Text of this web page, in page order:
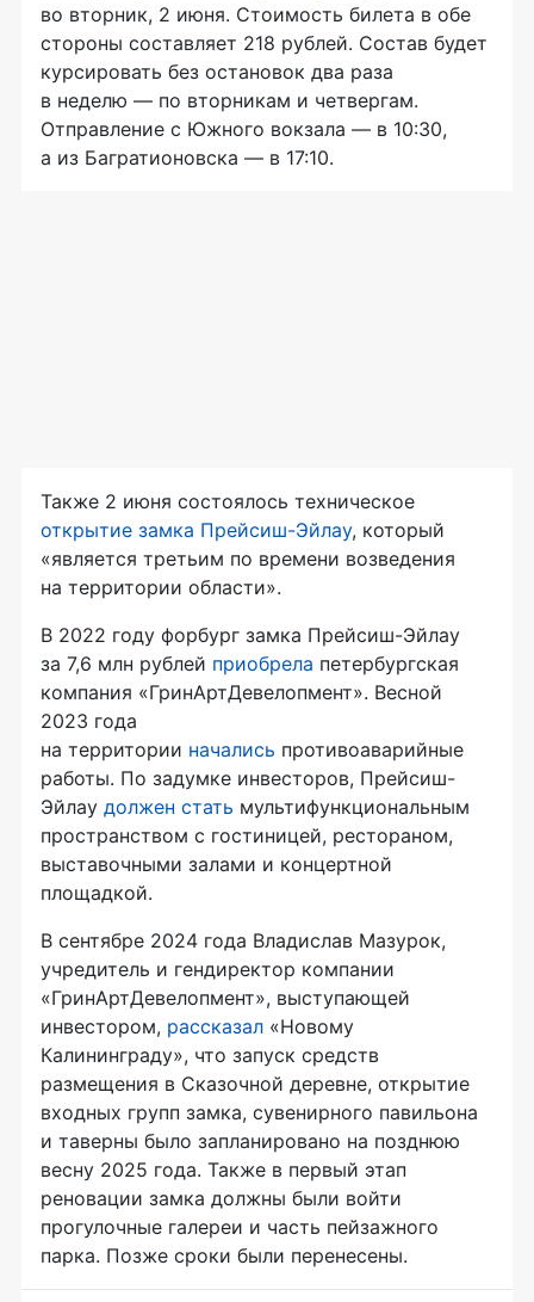
во вторник, 2 июня. Стоимость билета в обе
стороны составляет 218 рублей. Состав будет
курсировать без остановок два раза
в неделю — по вторникам и четвергам.
Отправление с Южного вокзала — в 10:30,
а из Багратионовска — в 17:10.
Также 2 июня состоялось техническое
открытие замка Прейсиш-Эйлау, который
«является третьим по времени возведения
на территории области».
В 2022 году форбург замка Прейсиш-Эйлау
за 7,6 млн рублей приобрела петербургская
компания «ГринАртДевелопмент». Весной
2023 года
на территории начались противоаварийные
работы. По задумке инвесторов, Прейсиш-
Эйлау должен стать мультифункциональным
пространством с гостиницей, рестораном,
выставочными залами и концертной
площадкой.
В сентябре 2024 года Владислав Мазурок,
учредитель и гендиректор компании
«ГринАртДевелопмент», выступающей
инвестором, рассказал «Новому
Калининграду», что запуск средств
размещения в Сказочной деревне, открытие
входных групп замка, сувенирного павильона
и таверны было запланировано на позднюю
весну 2025 года. Также в первый этап
реновации замка должны были войти
прогулочные галереи и часть пейзажного
парка. Позже сроки были перенесены.